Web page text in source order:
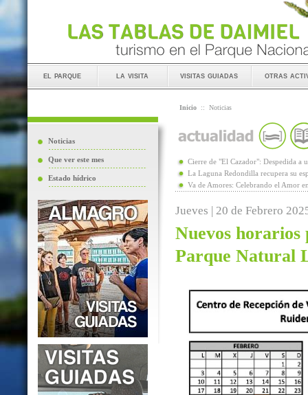
el parque la visita visitas guiadas otras
Noticias
Que ver este mes
Estado hídrico
Inicio :: Noticias
Cierre de "El Cazador": Despedida a
La Laguna Redondilla recupera su
Va de Amores: Celebrando el Amor
Jueves | 20 de Febrero
Nuevos horarios
Parque Natural